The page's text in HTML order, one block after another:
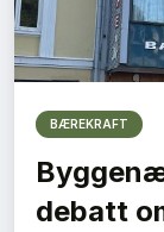
BÆREKRAFT
debatt